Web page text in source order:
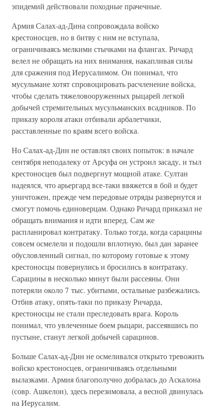
эпидемий действовали походные прачечные.
Армия Салах-ад-Дина сопровождала войско
крестоносцев, но в битву с ним не вступала,
ограничиваясь мелкими стычками на флангах. Ричард
велел не обращать на них внимания, накапливая силы
для сражения под Иерусалимом. Он понимал, что
мусульмане хотят спровоцировать расчленение войска,
чтобы сделать тяжеловооруженных рыцарей легкой
добычей стремительных мусульманских всадников. По
приказу короля атаки отбивали арбалетчики,
расставленные по краям всего войска.
Но Салах-ад-Дин не оставлял своих попыток: в начале
сентября неподалеку от Арсуфа он устроил засаду, и тыл
крестоносцев был подвергнут мощной атаке. Султан
надеялся, что арьергард все-таки ввяжется в бой и будет
уничтожен, прежде чем передовые отряды развернутся и
смогут помочь единоверцам. Однако Ричард приказал не
обращать внимания и идти вперед. Сам же
распланировал контратаку. Только тогда, когда сарацины
совсем осмелели и подошли вплотную, был дан заранее
обусловленный сигнал, по которому готовые к этому
крестоносцы повернулись и бросились в контратаку.
Сарацины в несколько минут были рассеяны. Они
потеряли около 7 тыс. убитыми, остальные разбежались.
Отбив атаку, опять-таки по приказу Ричарда,
крестоносцы не стали преследовать врага. Король
понимал, что увлеченные боем рыцари, рассеявшись по
пустыне, станут легкой добычей сарацинов.
Больше Салах-ад-Дин не осмеливался открыто тревожить
войско крестоносцев, ограничиваясь отдельными
вылазками. Армия благополучно добралась до Аскалона
(совр. Ашкелон), здесь перезимовала, а весной двинулась
на Иерусалим.